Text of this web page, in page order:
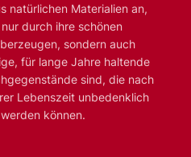
natürlichen Materialien an,
durch ihre schönen
sondern auch
für lange Jahre haltende
sind, die nach
Lebenszeit unbedenklich
können.